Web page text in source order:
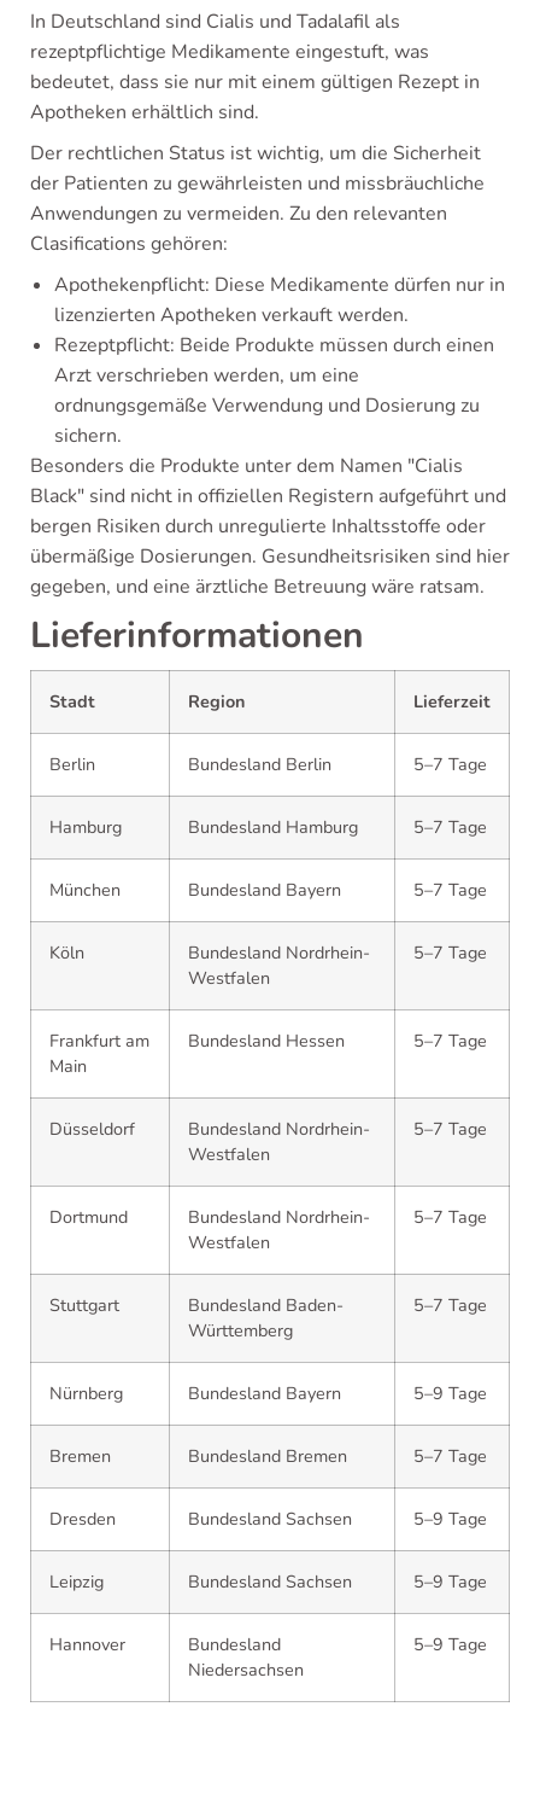
In Deutschland sind Cialis und Tadalafil als
rezeptpflichtige Medikamente eingestuft, was
bedeutet, dass sie nur mit einem gültigen Rezept in
Apotheken erhältlich sind.
Der rechtlichen Status ist wichtig, um die Sicherheit
der Patienten zu gewährleisten und missbräuchliche
Anwendungen zu vermeiden. Zu den relevanten
Clasifications gehören:
Apothekenpflicht: Diese Medikamente dürfen nur in
lizenzierten Apotheken verkauft werden.
Rezeptpflicht: Beide Produkte müssen durch einen
Arzt verschrieben werden, um eine
ordnungsgemäße Verwendung und Dosierung zu
sichern.
Besonders die Produkte unter dem Namen "Cialis
Black" sind nicht in offiziellen Registern aufgeführt und
bergen Risiken durch unregulierte Inhaltsstoffe oder
übermäßige Dosierungen. Gesundheitsrisiken sind hier
gegeben, und eine ärztliche Betreuung wäre ratsam.
Lieferinformationen
Stadt Region Lieferzeit
Berlin Bundesland Berlin 5–7 Tage
Hamburg Bundesland Hamburg 5–7 Tage
München Bundesland Bayern 5–7 Tage
Köln
Bundesland Nordrhein-
Westfalen
5–7 Tage
Frankfurt am
Main
Bundesland Hessen 5–7 Tage
Düsseldorf
Bundesland Nordrhein-
Westfalen
5–7 Tage
Dortmund
Bundesland Nordrhein-
Westfalen
5–7 Tage
Stuttgart
Bundesland Baden-
Württemberg
5–7 Tage
Nürnberg Bundesland Bayern 5–9 Tage
Bremen Bundesland Bremen 5–7 Tage
Dresden Bundesland Sachsen 5–9 Tage
Leipzig Bundesland Sachsen 5–9 Tage
Hannover
Bundesland
Niedersachsen
5–9 Tage